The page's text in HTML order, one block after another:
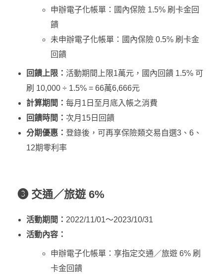
申辦電子化帳單：國內保險 1.5% 刷卡金回
饋
未申辦電子化帳單：國內保險 0.5% 刷卡金
回饋
回饋上限： 活動期間上限1萬元，國內回饋 1.5% 可
刷 10,000 ÷ 1.5% = 66萬6,666元
計算期間： 每月1日至月底入帳之消費
回饋時間： 次月15日回饋
分期優惠： 登錄後，可再享保險類交易自選3、6、
12期零利率
❸ 交通／旅遊 6%
活動期間： 2022/11/01～2023/10/31
活動內容：
申辦電子化帳單：享指定交通／旅遊 6% 刷
卡金回饋